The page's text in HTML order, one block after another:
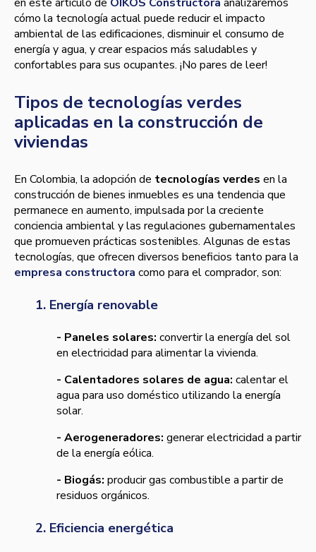
cómo la tecnología actual puede reducir el impacto
ambiental de las edificaciones, disminuir el consumo de
energía y agua, y crear espacios más saludables y
confortables para sus ocupantes. ¡No pares de leer!
Tipos de tecnologías verdes
aplicadas en la construcción de
viviendas
En Colombia, la adopción de tecnologías verdes en la
construcción de bienes inmuebles es una tendencia que
permanece en aumento, impulsada por la creciente
conciencia ambiental y las regulaciones gubernamentales
que promueven prácticas sostenibles. Algunas de estas
tecnologías, que ofrecen diversos beneficios tanto para la
empresa constructora como para el comprador, son:
1. Energía renovable
- Paneles solares: convertir la energía del sol
en electricidad para alimentar la vivienda.
- Calentadores solares de agua: calentar el
agua para uso doméstico utilizando la energía
solar.
- Aerogeneradores: generar electricidad a partir
de la energía eólica.
- Biogás: producir gas combustible a partir de
residuos orgánicos.
2. Eficiencia energética